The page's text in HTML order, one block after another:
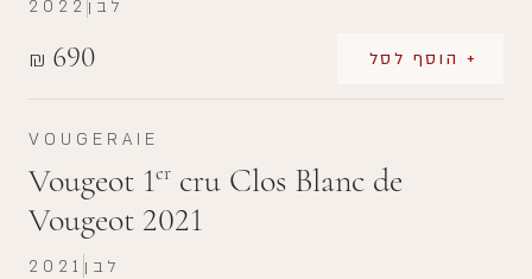
₪ 690 + הוסף לסל
2022 לבן
VOUGERAIE
Vougeot 1er cru Clos Blanc de
Vougeot 2021
2021 לבן